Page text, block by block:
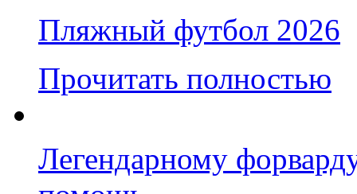
Пляжный футбол 2026
Прочитать полностью
Легендарному